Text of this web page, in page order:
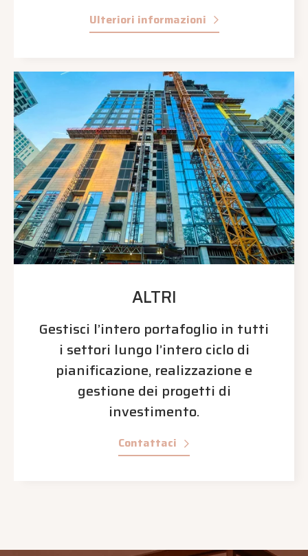
Ulteriori informazioni
ALTRI
Gestisci l’intero portafoglio in tutti
i settori lungo l’intero ciclo di
pianificazione, realizzazione e
gestione dei progetti di
investimento.
Contattaci